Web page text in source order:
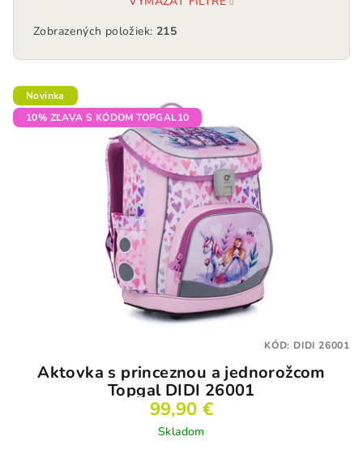
Zobrazených položiek: 215
V
ý
p
Novinka
10% ZĽAVA S KÓDOM TOPGAL10
Aktovka s princeznou a jednorožcom
Topgal DIDI 26001
99,90 €
Skladom
KÓD: DIDI 26001